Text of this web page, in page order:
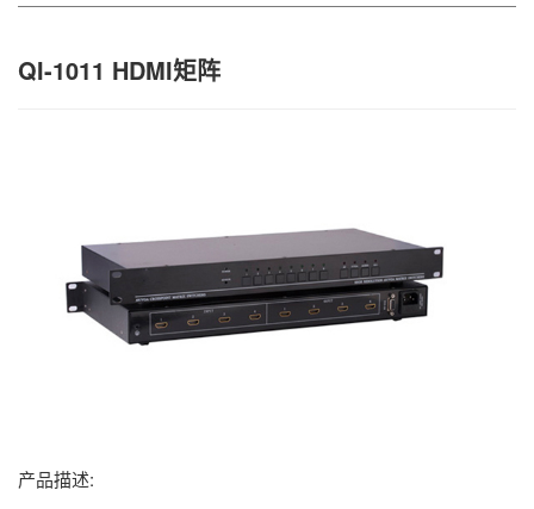
QI-1011 HDMI矩阵
产品描述: